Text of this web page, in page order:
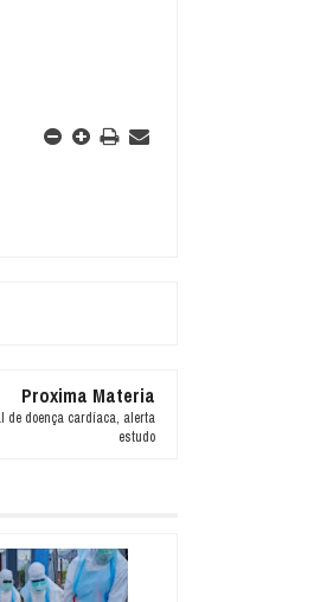
Proxima Materia
de doença cardíaca, alerta
estudo